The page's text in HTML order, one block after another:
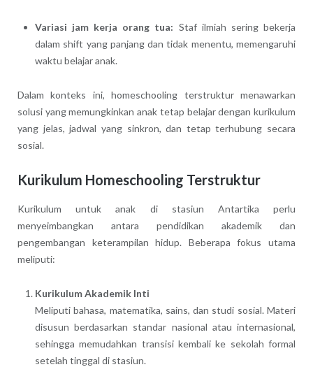
Variasi jam kerja orang tua: Staf ilmiah sering bekerja
dalam shift yang panjang dan tidak menentu, memengaruhi
waktu belajar anak.
Dalam konteks ini, homeschooling terstruktur menawarkan
solusi yang memungkinkan anak tetap belajar dengan kurikulum
yang jelas, jadwal yang sinkron, dan tetap terhubung secara
sosial.
Kurikulum Homeschooling Terstruktur
Kurikulum untuk anak di stasiun Antartika perlu
menyeimbangkan antara pendidikan akademik dan
pengembangan keterampilan hidup. Beberapa fokus utama
meliputi:
Kurikulum Akademik Inti
Meliputi bahasa, matematika, sains, dan studi sosial. Materi
disusun berdasarkan standar nasional atau internasional,
sehingga memudahkan transisi kembali ke sekolah formal
setelah tinggal di stasiun.